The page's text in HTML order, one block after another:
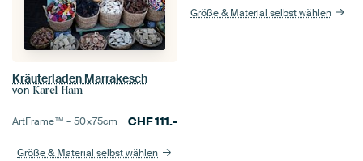
Kräuterladen Marrakesch
von Karel Ham
ArtFrame™ –50×75cm CHF111.-
Größe & Material selbst wählen
Größe & Material selbst wählen